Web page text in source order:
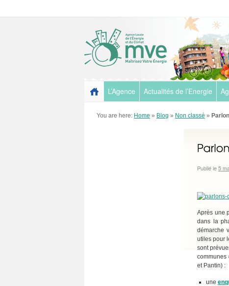
L’Agence Actualités de l’Energie
You are here: Home » Blog » Non classé »
Publié le5
Après une
dans la
démarche
utiles pour
sont
communes
et Pantin) :
une